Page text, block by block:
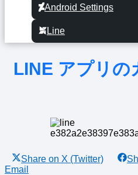
Android Settings
Line
LINE アプリの
Share on X (Twitter)
Email